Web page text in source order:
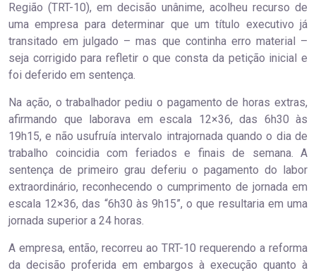
Região (TRT-10), em decisão unânime, acolheu recurso de
uma empresa para determinar que um título executivo já
transitado em julgado – mas que continha erro material –
seja corrigido para refletir o que consta da petição inicial e
foi deferido em sentença.
Na ação, o trabalhador pediu o pagamento de horas extras,
afirmando que laborava em escala 12×36, das 6h30 às
19h15, e não usufruía intervalo intrajornada quando o dia de
trabalho coincidia com feriados e finais de semana. A
sentença de primeiro grau deferiu o pagamento do labor
extraordinário, reconhecendo o cumprimento de jornada em
escala 12×36, das “6h30 às 9h15”, o que resultaria em uma
jornada superior a 24 horas.
A empresa, então, recorreu ao TRT-10 requerendo a reforma
da decisão proferida em embargos à execução quanto à